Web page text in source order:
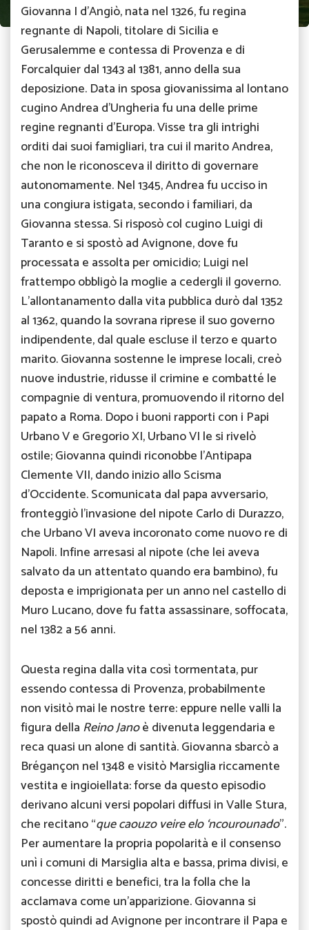
Giovanna I d'Angiò, nata nel 1326, fu regina
regnante di Napoli, titolare di Sicilia e
Gerusalemme e contessa di Provenza e di
Forcalquier dal 1343 al 1381, anno della sua
deposizione. Data in sposa giovanissima al lontano
cugino Andrea d'Ungheria fu una delle prime
regine regnanti d'Europa. Visse tra gli intrighi
orditi dai suoi famigliari, tra cui il marito Andrea,
che non le riconosceva il diritto di governare
autonomamente. Nel 1345, Andrea fu ucciso in
una congiura istigata, secondo i familiari, da
Giovanna stessa. Si risposò col cugino Luigi di
Taranto e si spostò ad Avignone, dove fu
processata e assolta per omicidio; Luigi nel
frattempo obbligò la moglie a cedergli il governo.
L'allontanamento dalla vita pubblica durò dal 1352
al 1362, quando la sovrana riprese il suo governo
indipendente, dal quale escluse il terzo e quarto
marito. Giovanna sostenne le imprese locali, creò
nuove industrie, ridusse il crimine e combatté le
compagnie di ventura, promuovendo il ritorno del
papato a Roma. Dopo i buoni rapporti con i Papi
Urbano V e Gregorio XI, Urbano VI le si rivelò
ostile; Giovanna quindi riconobbe l'Antipapa
Clemente VII, dando inizio allo Scisma
d'Occidente. Scomunicata dal papa avversario,
fronteggiò l'invasione del nipote Carlo di Durazzo,
che Urbano VI aveva incoronato come nuovo re di
Napoli. Infine arresasi al nipote (che lei aveva
salvato da un attentato quando era bambino), fu
deposta e imprigionata per un anno nel castello di
Muro Lucano, dove fu fatta assassinare, soffocata,
nel 1382 a 56 anni.
Questa regina dalla vita così tormentata, pur
essendo contessa di Provenza, probabilmente
non visitò mai le nostre terre: eppure nelle valli la
figura della Reino Janoè divenuta leggendaria e
reca quasi un alone di santità. Giovanna sbarcò a
Brégançon nel 1348 e visitò Marsiglia riccamente
vestita e ingioiellata: forse da questo episodio
derivano alcuni versi popolari diffusi in Valle Stura,
che recitano “que caouzo veire elo ‘ncourounado”.
Per aumentare la propria popolarità e il consenso
unì i comuni di Marsiglia alta e bassa, prima divisi, e
concesse diritti e benefici, tra la folla che la
acclamava come un’apparizione. Giovanna si
spostò quindi ad Avignone per incontrare il Papa e